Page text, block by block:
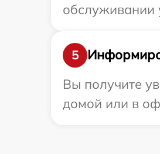
обслуживании
5
Вы получите
домой или в